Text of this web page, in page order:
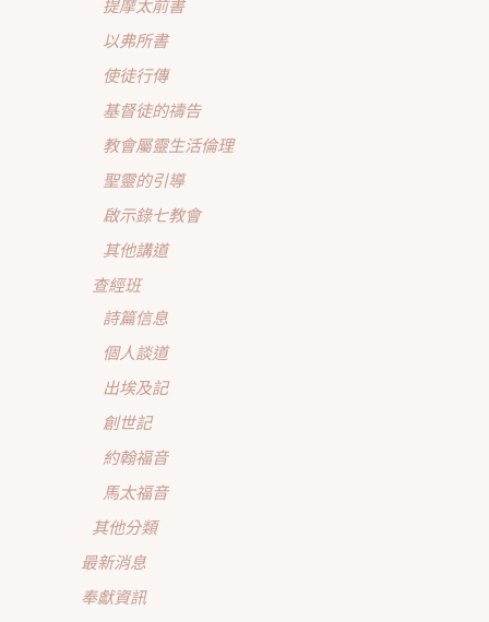
提摩太前書
以弗所書
使徒行傳
基督徒的禱告
教會屬靈生活倫理
聖靈的引導
啟示錄七教會
其他講道
查經班
詩篇信息
個人談道
出埃及記
創世記
約翰福音
馬太福音
其他分類
最新消息
奉獻資訊